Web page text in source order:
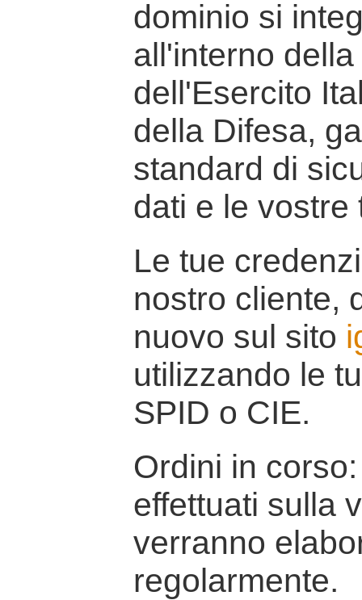
dominio si
all'interno
dell'Esercito
della Difesa,
standard di
dati e le vostre
Le tue
nostro cliente,
nuovo sul sito
utilizzando le
SPID o CIE.
Ordini in
effettuati sulla
verranno
regolarmente.